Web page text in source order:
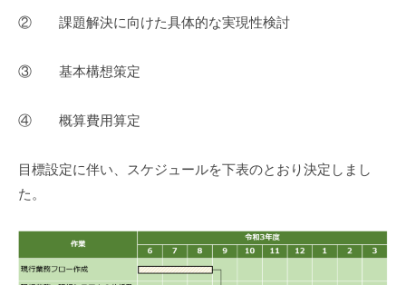
② 課題解決に向けた具体的な実現性検討
③ 基本構想策定
④ 概算費用算定
目標設定に伴い、スケジュールを下表のとおり決定しまし
た。